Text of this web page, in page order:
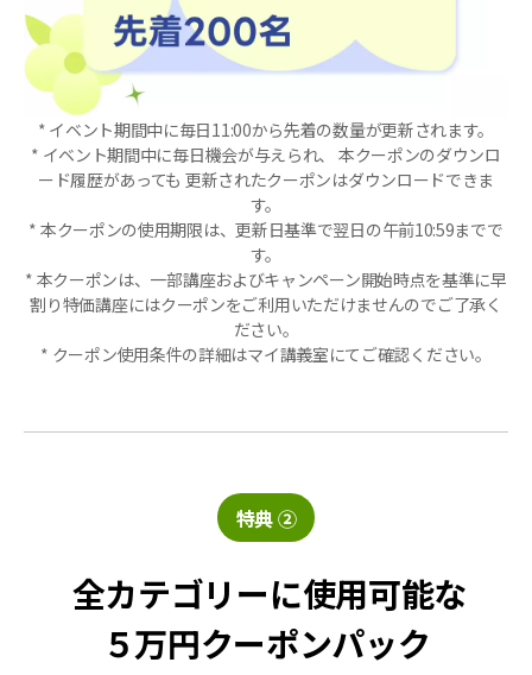
* イベント期間中に毎日11:00から先着の数量が更新されます。
* イベント期間中に毎日機会が与えられ、 本クーポンのダウンロ
ード履歴があっても 更新されたクーポンはダウンロードできま
す。
* 本クーポンの使用期限は、更新日基準で翌日の午前10:59までで
す。
* 本クーポンは、一部講座およびキャンペーン開始時点を基準に早
割り特価講座にはクーポンをご利用いただけませんのでご了承く
ださい。
* クーポン使用条件の詳細はマイ講義室にてご確認ください。
特典 ②
全カテゴリーに使用可能な
５万円クーポンパック